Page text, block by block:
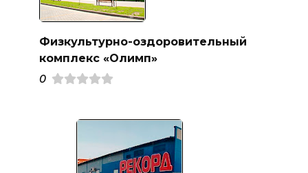
Физкультурно-оздоровительный
комплекс «Олимп»
0